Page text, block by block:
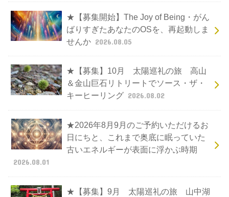
★【募集開始】The Joy of Being・がん
ばりすぎたあなたのOSを、再起動しま
せんか 2026.08.05
★【募集】10月 太陽巡礼の旅 高山
＆金山巨石リトリートでソース・ザ・
キーヒーリング 2026.08.02
★2026年8月9月のご予約いただけるお
日にちと、これまで奥底に眠っていた
古いエネルギーが表面に浮かぶ時期
2026.08.01
★【募集】9月 太陽巡礼の旅 山中湖